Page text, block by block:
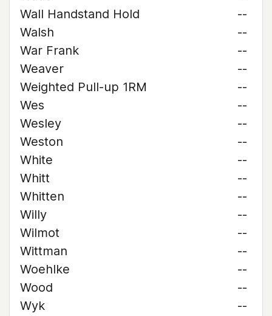
Wall Handstand Hold
--
Walsh
--
War Frank
--
Weaver
--
Weighted Pull-up 1RM
--
Wes
--
Wesley
--
Weston
--
White
--
Whitt
--
Whitten
--
Willy
--
Wilmot
--
Wittman
--
Woehlke
--
Wood
--
Wyk
--